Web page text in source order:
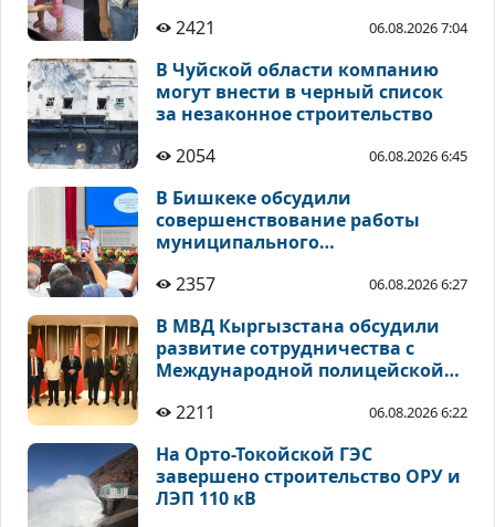
2421
06.08.2026 7:04
В Чуйской области компанию
могут внести в черный список
за незаконное строительство
2054
06.08.2026 6:45
В Бишкеке обсудили
совершенствование работы
муниципального
2357
06.08.2026 6:27
В МВД Кыргызстана обсудили
развитие сотрудничества с
Международной полицейской
2211
06.08.2026 6:22
На Орто-Токойской ГЭС
завершено строительство ОРУ и
ЛЭП 110 кВ